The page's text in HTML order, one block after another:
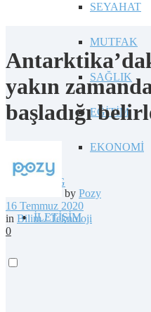
SEYAHAT
MUTFAK
SAĞLIK
EĞİTİM
EKONOMİ
BLOG
İLETİŞİM
yakın
başladığı
by Pozy
16 Temmuz 2020
in Bilim / Teknoloji
0